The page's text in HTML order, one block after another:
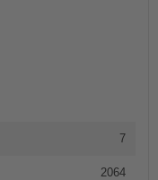
7
2064